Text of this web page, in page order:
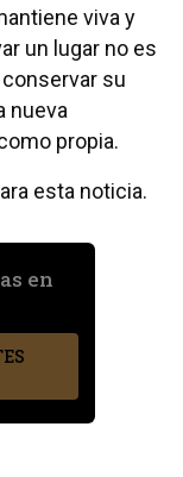
viva y
un lugar no es
su
nueva
propia.
esta noticia.
en